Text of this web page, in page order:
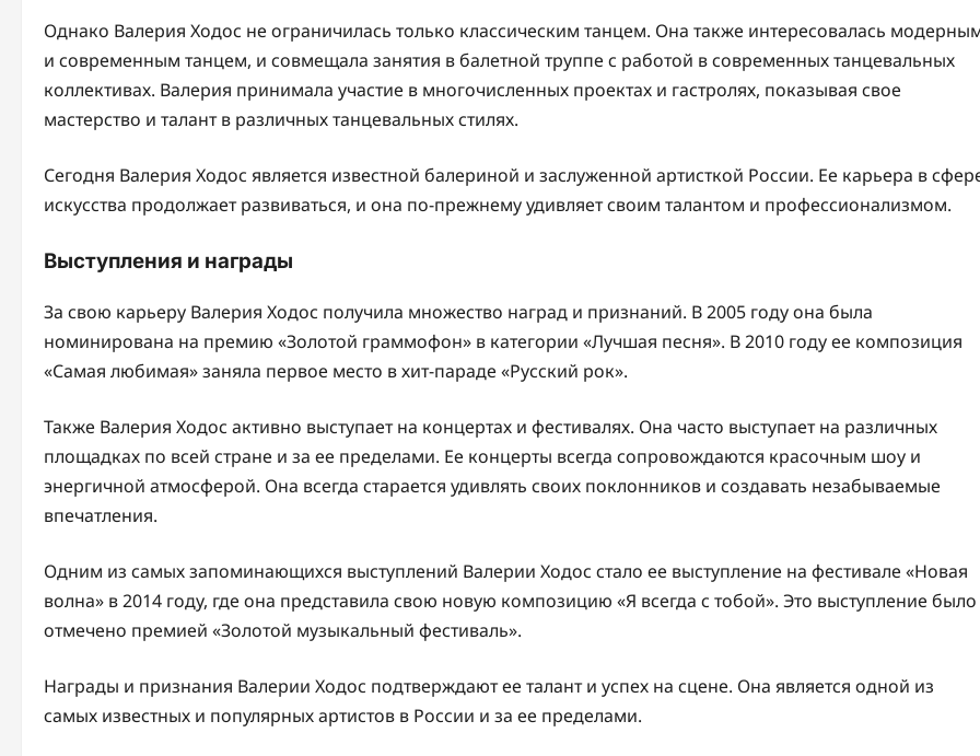
Однако Валерия Ходос не ограничилась только классическим танцем. Она также интересовалась
и современным танцем, и совмещала занятия в балетной труппе с работой в современных танцевальных
коллективах. Валерия принимала участие в многочисленных проектах и гастролях, показывая свое
мастерство и талант в различных танцевальных стилях.
Сегодня Валерия Ходос является известной балериной и заслуженной артисткой России. Ее карьера в
искусства продолжает развиваться, и она по-прежнему удивляет своим талантом и профессионализмом.
Выступления и награды
За свою карьеру Валерия Ходос получила множество наград и признаний. В 2005 году она была
номинирована на премию «Золотой граммофон» в категории «Лучшая песня». В 2010 году ее композиция
«Самая любимая» заняла первое место в хит-параде «Русский рок».
Также Валерия Ходос активно выступает на концертах и фестивалях. Она часто выступает на различных
площадках по всей стране и за ее пределами. Ее концерты всегда сопровождаются красочным шоу и
энергичной атмосферой. Она всегда старается удивлять своих поклонников и создавать незабываемые
впечатления.
Одним из самых запоминающихся выступлений Валерии Ходос стало ее выступление на фестивале «Новая
волна» в 2014 году, где она представила свою новую композицию «Я всегда с тобой». Это выступление было
отмечено премией «Золотой музыкальный фестиваль».
Награды и признания Валерии Ходос подтверждают ее талант и успех на сцене. Она является одной из
самых известных и популярных артистов в России и за ее пределами.